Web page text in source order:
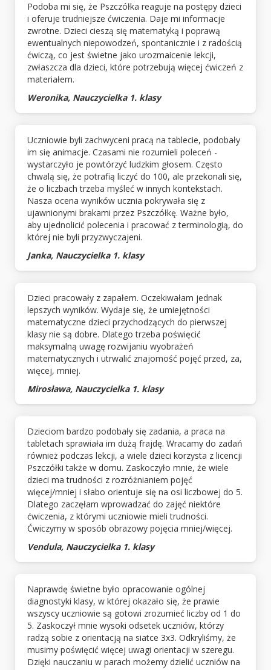
Podoba mi się, że Pszczółka reaguje na postępy dzieci
i oferuje trudniejsze ćwiczenia. Daje mi informacje
zwrotne. Dzieci cieszą się matematyką i poprawą
ewentualnych niepowodzeń, spontanicznie i z radością
ćwiczą, co jest świetne jako urozmaicenie lekcji,
zwłaszcza dla dzieci, które potrzebują więcej ćwiczeń z
materiałem.
Weronika, Nauczycielka 1. klasy
Uczniowie byli zachwyceni pracą na tablecie, podobały
im się animacje. Czasami nie rozumieli poleceń -
wystarczyło je powtórzyć ludzkim głosem. Często
chwalą się, że potrafią liczyć do 100, ale przekonali się,
że o liczbach trzeba myśleć w innych kontekstach.
Nasza ocena wyników ucznia pokrywała się z
ujawnionymi brakami przez Pszczółkę. Ważne było,
aby ujednolicić polecenia i pracować z terminologią, do
której nie byli przyzwyczajeni.
Janka, Nauczycielka 1. klasy
Dzieci pracowały z zapałem. Oczekiwałam jednak
lepszych wyników. Wydaje się, że umiejętności
matematyczne dzieci przychodzących do pierwszej
klasy nie są dobre. Dlatego trzeba poświęcić
maksymalną uwagę rozwijaniu wyobrażeń
matematycznych i utrwalić znajomość pojęć przed, za,
więcej, mniej.
Mirosława, Nauczycielka 1. klasy
Dzieciom bardzo podobały się zadania, a praca na
tabletach sprawiała im dużą frajdę. Wracamy do zadań
również podczas lekcji, a wiele dzieci korzysta z licencji
Pszczółki także w domu. Zaskoczyło mnie, że wiele
dzieci ma trudności z rozróżnianiem pojęć
więcej/mniej i słabo orientuje się na osi liczbowej do 5.
Dlatego zaczęłam wprowadzać do zajęć niektóre
ćwiczenia, z którymi uczniowie mieli trudności.
Ćwiczymy w sposób obrazowy pojęcia mniej/więcej.
Vendula, Nauczycielka 1. klasy
Naprawdę świetne było opracowanie ogólnej
diagnostyki klasy, w której okazało się, że prawie
wszyscy uczniowie są gotowi zrozumieć liczby od 1 do
5. Zaskoczył mnie wysoki odsetek uczniów, którzy
radzą sobie z orientacją na siatce 3x3. Odkryliśmy, że
musimy poświęcić więcej uwagi orientacji w szeregu.
Dzięki nauczaniu w parach możemy dzielić uczniów na